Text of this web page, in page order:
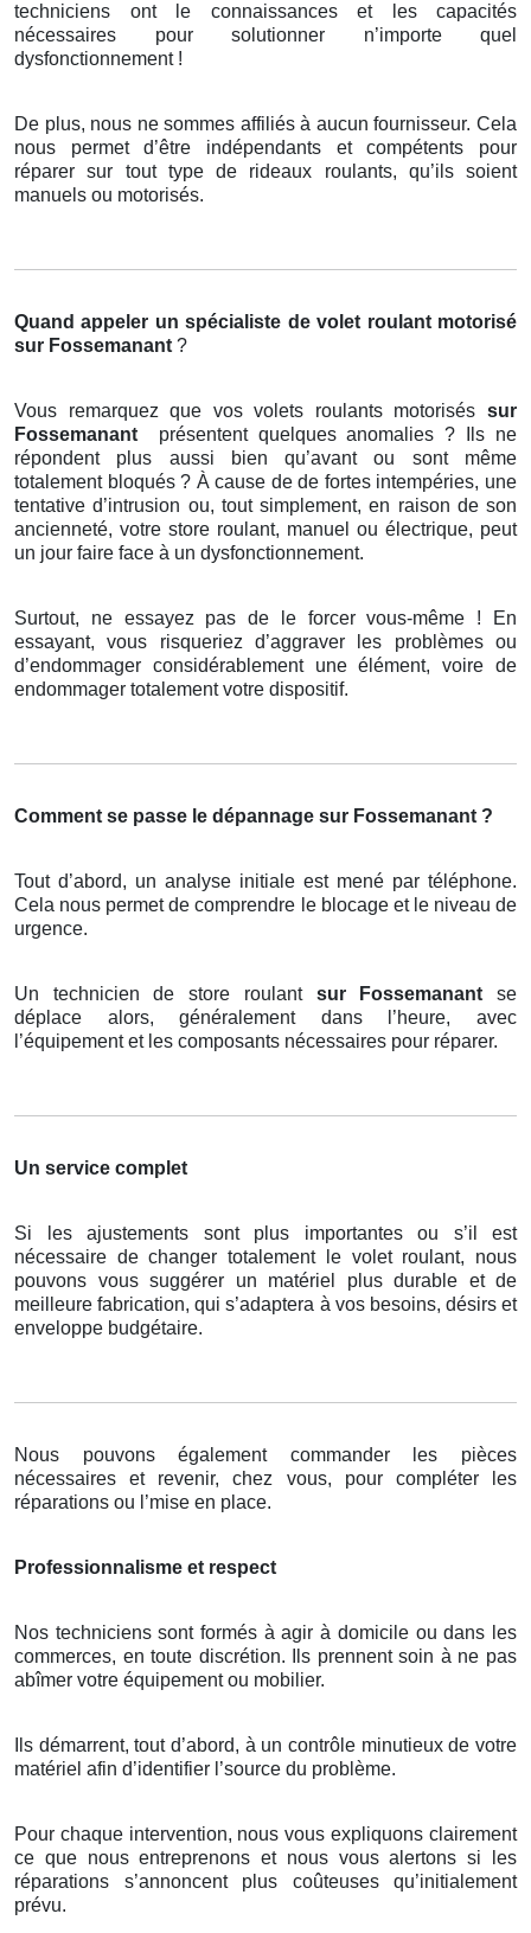
techniciens ont le connaissances et les capacités
nécessaires pour solutionner n’importe quel
dysfonctionnement !
De plus, nous ne sommes affiliés à aucun fournisseur. Cela
nous permet d’être indépendants et compétents pour
réparer sur tout type de rideaux roulants, qu’ils soient
manuels ou motorisés.
Quand appeler un spécialiste de volet roulant motorisé
sur Fossemanant ?
Vous remarquez que vos volets roulants motorisés sur
Fossemanant
présentent quelques anomalies ? Ils ne
répondent plus aussi bien qu’avant ou sont même
totalement bloqués ? À cause de de fortes intempéries, une
tentative d’intrusion ou, tout simplement, en raison de son
ancienneté, votre store roulant, manuel ou électrique, peut
un jour faire face à un dysfonctionnement.
Surtout, ne essayez pas de le forcer vous-même ! En
essayant, vous risqueriez d’aggraver les problèmes ou
d’endommager considérablement une élément, voire de
endommager totalement votre dispositif.
Comment se passe le dépannage sur Fossemanant ?
Tout d’abord, un analyse initiale est mené par téléphone.
Cela nous permet de comprendre le blocage et le niveau de
urgence.
Un technicien de store roulant sur Fossemanantse
déplace alors, généralement dans l’heure, avec
l’équipement et les composants nécessaires pour réparer.
Un service complet
Si les ajustements sont plus importantes ou s’il est
nécessaire de changer totalement le volet roulant, nous
pouvons vous suggérer un matériel plus durable et de
meilleure fabrication, qui s’adaptera à vos besoins, désirs et
enveloppe budgétaire.
Nous pouvons également commander les pièces
nécessaires et revenir, chez vous, pour compléter les
réparations ou l’mise en place.
Professionnalisme et respect
Nos techniciens sont formés à agir à domicile ou dans les
commerces, en toute discrétion. Ils prennent soin à ne pas
abîmer votre équipement ou mobilier.
Ils démarrent, tout d’abord, à un contrôle minutieux de votre
matériel afin d’identifier l’source du problème.
Pour chaque intervention, nous vous expliquons clairement
ce que nous entreprenons et nous vous alertons si les
réparations s’annoncent plus coûteuses qu’initialement
prévu.